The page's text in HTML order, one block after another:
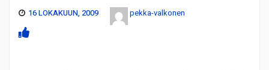
16 LOKAKUUN, 2009 pekka-valkonen